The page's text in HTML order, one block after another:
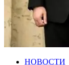
НОВОСТИ